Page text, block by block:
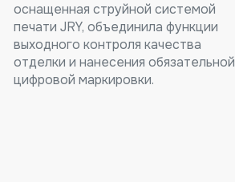
оснащенная струйной системой
печати JRY, объединила функции
выходного контроля качества
отделки и нанесения обязательной
цифровой маркировки.